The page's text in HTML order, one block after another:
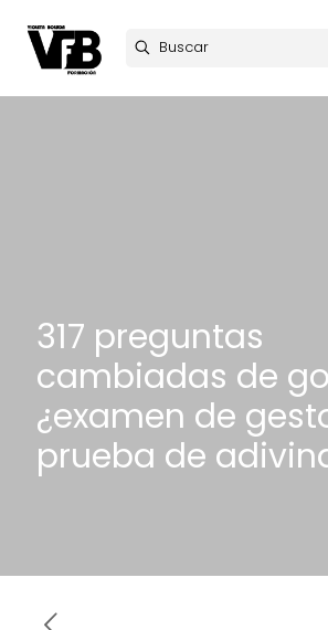
317 preguntas
cambiadas de
¿examen de
prueba de